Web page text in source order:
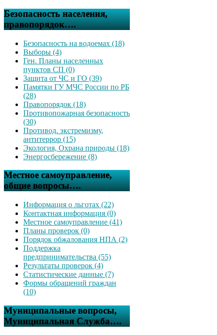
Безопасность населения,
правопорядок….
Безопасность на водоемах (18)
Выборы (4)
Ген. Планы населенных
пунктов СП (0)
Защита от ЧС и ГО (39)
Памятки ГУ МЧС России по РБ
(28)
Правопорядок (18)
Противопожарная безопасность
(30)
Противод. экстремизму,
антитеррор (15)
Экология, Охрана природы (18)
Энергосбережение (8)
Местное самоуправление,
общие вопросы….
Информация о льготах (22)
Контактная информация (0)
Местное самоуправление (41)
Планы проверок (0)
Порядок обжалования НПА (2)
Поддержка
предпринимательства (55)
Результаты проверок (4)
Статистические данные (7)
Формы обращений граждан
(10)
Муниципальные вопросы,
Муниципальная Служба….